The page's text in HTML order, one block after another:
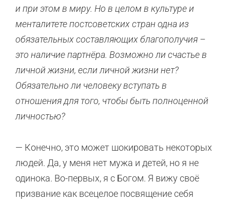
и при этом в миру. Но в целом в культуре и
менталитете постсоветских стран одна из
обязательных составляющих благополучия –
это наличие партнёра. Возможно ли счастье в
личной жизни, если личной жизни нет?
Обязательно ли человеку вступать в
отношения для того, чтобы быть полноценной
личностью?
— Конечно, это может шокировать некоторых
людей. Да, у меня нет мужа и детей, но я не
одинока. Во-первых, я с Богом. Я вижу своё
призвание как всецелое посвящение себя